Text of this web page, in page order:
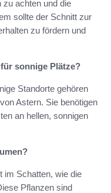
achten und die
sollte der Schnitt zur
zu fördern und
sonnige Plätze?
Standorte gehören
Astern. Sie benötigen
an hellen, sonnigen
im Schatten, wie die
Pflanzen sind